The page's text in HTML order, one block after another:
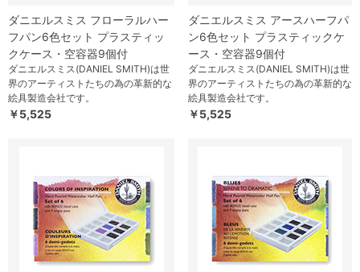
ダニエルスミス フローラルハー
フパン6色セット プラスティッ
クケース・空容器9個付
ダニエルスミス(DANIEL SMITH)は世
界のアーティストたちの為の革新的な
絵具製造会社です。
￥5,525
ダニエルスミス アースハーフパ
ン6色セット プラスティックケ
ース・空容器9個付
ダニエルスミス(DANIEL SMITH)は世
界のアーティストたちの為の革新的な
絵具製造会社です。
￥5,525